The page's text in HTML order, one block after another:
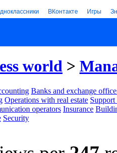
ВКонтакте Игры
world >
Banks and exchange
Operations with real estate Support
operators Insurance
Security